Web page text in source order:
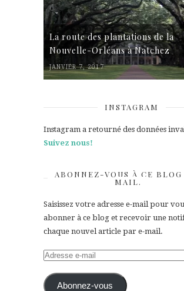
La route des plantations de la
Nouvelle-Orléans à Natchez
JANVIER 7, 2017
INSTAGRAM
Instagram a retourné des données
Suivez nous!
ABONNEZ-VOUS À CE BLOG
MAIL.
Saisissez votre adresse e-mail pour
abonner à ce blog et recevoir une
chaque nouvel article par e-mail.
Adresse
mail Abonnez-vous